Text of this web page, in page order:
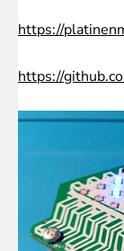
https://
https://